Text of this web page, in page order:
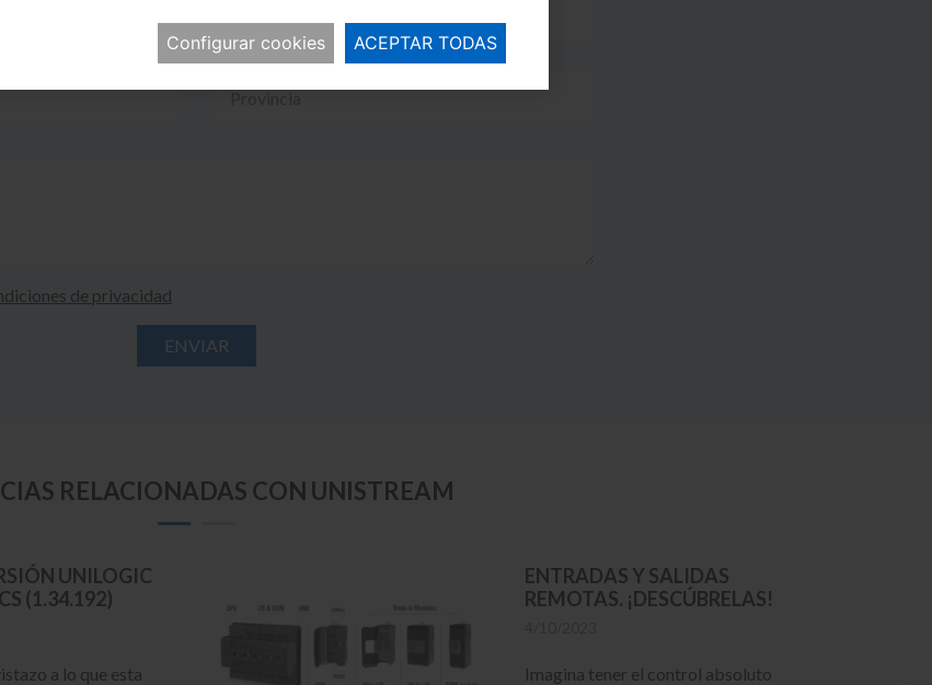
de privacidad
RELACIONADAS CON UNISTREAM
UNILOGIC
(1.34.192)
a lo que esta
ENTRADAS Y SALIDAS
REMOTAS. ¡DESCÚBRELAS!
Imagina tener el control absoluto
ACEPTAR TODAS
Configurar cookies